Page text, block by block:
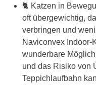
🐈 Katzen in
oft übergewichtig,
verbringen und
Naviconvex Indoor-
wunderbare
und das Risiko von
Teppichlaufbahn